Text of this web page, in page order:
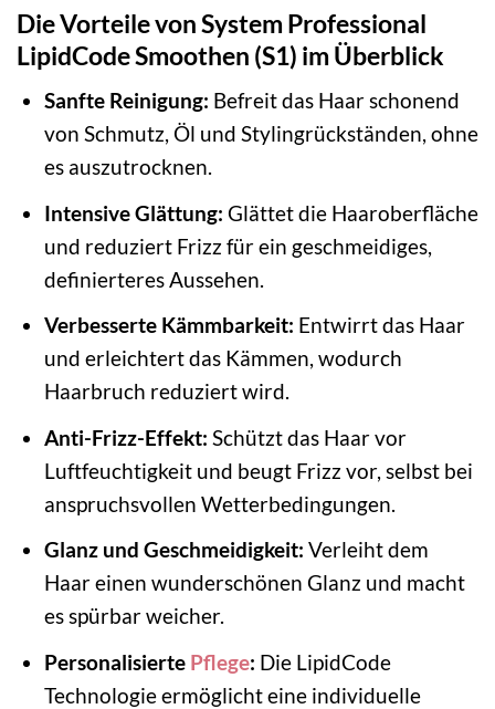
Die Vorteile von System Professional
LipidCode Smoothen (S1) im Überblick
Sanfte Reinigung: Befreit das Haar schonend
von Schmutz, Öl und Stylingrückständen, ohne
es auszutrocknen.
Intensive Glättung: Glättet die Haaroberfläche
und reduziert Frizz für ein geschmeidiges,
definierteres Aussehen.
Verbesserte Kämmbarkeit: Entwirrt das Haar
und erleichtert das Kämmen, wodurch
Haarbruch reduziert wird.
Anti-Frizz-Effekt: Schützt das Haar vor
Luftfeuchtigkeit und beugt Frizz vor, selbst bei
anspruchsvollen Wetterbedingungen.
Glanz und Geschmeidigkeit: Verleiht dem
Haar einen wunderschönen Glanz und macht
es spürbar weicher.
Personalisierte Pflege: Die LipidCode
Technologie ermöglicht eine individuelle